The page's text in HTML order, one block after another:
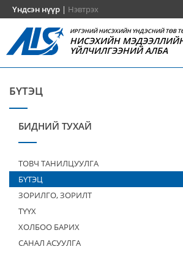
Үндсэн нүүр | Нэвтрэх
ИРГЭНИЙ НИСЭХИЙН ҮНДЭСНИЙ ТӨВ
НИСЭХИЙН
ҮЙЛЧИЛГЭЭНИЙ АЛБА
БҮТЭЦ
БИДНИЙ ТУХАЙ
ТОВЧ ТАНИЛЦУУЛГА
БҮТЭЦ
ЗОРИЛГО, ЗОРИЛТ
ТҮҮХ
ХОЛБОО БАРИХ
САНАЛ АСУУЛГА